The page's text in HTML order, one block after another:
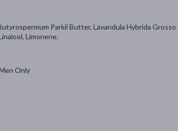
Parkii Butter, Lavandula Hybrida Grosso
Limonene.
Only